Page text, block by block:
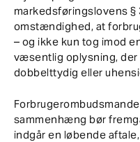
markedsføringslovens §
omstændighed, at
– og ikke kun tog imod
væsentlig oplysning,
dobbelttydig eller
sammenhæng bør
indgår en løbende